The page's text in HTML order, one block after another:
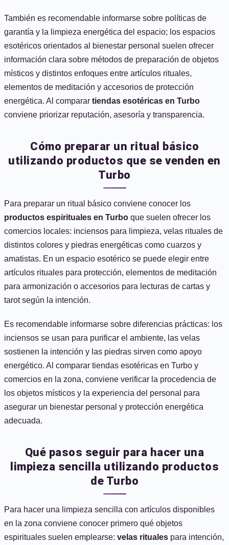
También es recomendable informarse sobre políticas de
garantía y la limpieza energética del espacio; los espacios
esotéricos orientados al bienestar personal suelen ofrecer
información clara sobre métodos de preparación de objetos
místicos y distintos enfoques entre artículos rituales,
elementos de meditación y accesorios de protección
energética. Al comparar tiendas esotéricas en Turbo
conviene priorizar reputación, asesoría y transparencia.
Cómo preparar un ritual básico
utilizando productos que se venden en
Turbo
Para preparar un ritual básico conviene conocer los
productos espirituales en Turbo que suelen ofrecer los
comercios locales: inciensos para limpieza, velas rituales de
distintos colores y piedras energéticas como cuarzos y
amatistas. En un espacio esotérico se puede elegir entre
artículos rituales para protección, elementos de meditación
para armonización o accesorios para lecturas de cartas y
tarot según la intención.
Es recomendable informarse sobre diferencias prácticas: los
inciensos se usan para purificar el ambiente, las velas
sostienen la intención y las piedras sirven como apoyo
energético. Al comparar tiendas esotéricas en Turbo y
comercios en la zona, conviene verificar la procedencia de
los objetos místicos y la experiencia del personal para
asegurar un bienestar personal y protección energética
adecuada.
Qué pasos seguir para hacer una
limpieza sencilla utilizando productos
de Turbo
Para hacer una limpieza sencilla con artículos disponibles
en la zona conviene conocer primero qué objetos
espirituales suelen emplearse: velas rituales para intención,